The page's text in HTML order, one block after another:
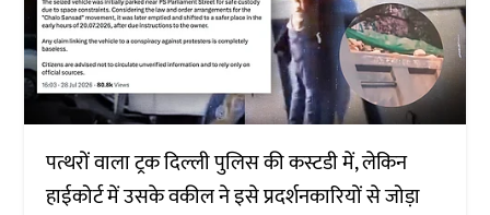
पत्थरों वाला ट्रक दिल्ली पुलिस की कस्टडी में, लेकिन
हाईकोर्ट में उसके वकील ने इसे प्रदर्शनकारियों से जोड़ा